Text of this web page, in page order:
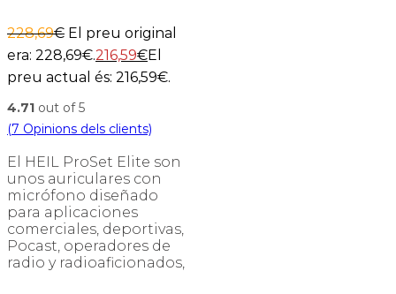
228,69€ El preu original
era: 228,69€.216,59€El
preu actual és: 216,59€.
4.71 out of 5
(7 Opinions dels clients)
El HEIL ProSet Elite son
unos auriculares con
micrófono diseñado
para aplicaciones
comerciales, deportivas,
Pocast, operadores de
radio y radioaficionados,